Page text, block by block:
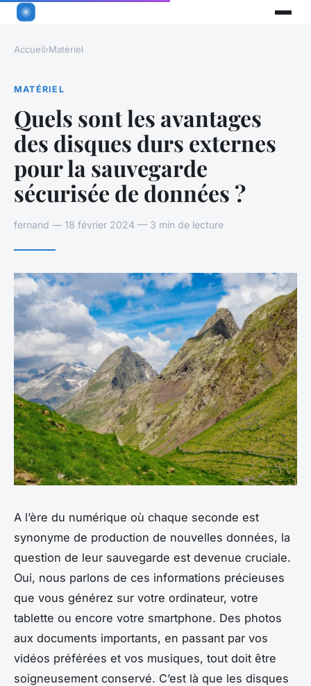
Accueil›Matériel
MATÉRIEL
Quels sont les avantages
des disques durs externes
pour la sauvegarde
sécurisée de données ?
fernand — 18 février 2024 — 3 min de lecture
A l’ère du numérique où chaque seconde est
synonyme de production de nouvelles données, la
question de leur sauvegarde est devenue cruciale.
Oui, nous parlons de ces informations précieuses
que vous générez sur votre ordinateur, votre
tablette ou encore votre smartphone. Des photos
aux documents importants, en passant par vos
vidéos préférées et vos musiques, tout doit être
soigneusement conservé. C’est là que les disques